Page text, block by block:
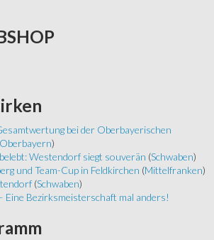
bei der Oberbayerischen
Oberbayern)
Westendorf siegt souverän (Schwaben)
und Team-Cup in Feldkirchen (Mittelfranken)
(Schwaben)
Eine Bezirksmeisterschaft mal anders!